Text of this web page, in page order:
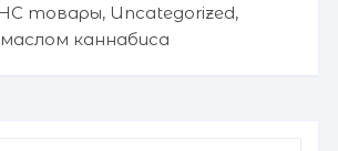
товары, Uncategorized,
каннабиса